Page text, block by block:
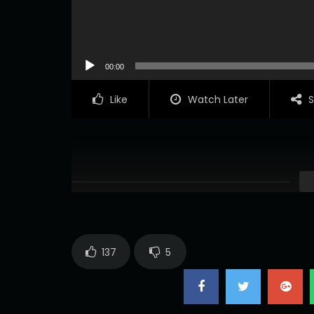
00:00
Like Watch Later
137 5